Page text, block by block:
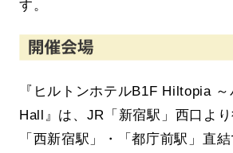
す。
『ヒルトンホテルB1F Hiltopia ～
Hall』は、JR「新宿駅」西口よ
「西新宿駅」・「都庁前駅」直